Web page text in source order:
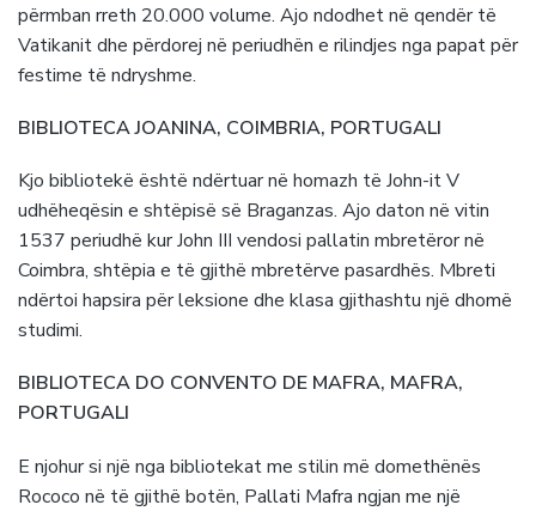
përmban rreth 20.000 volume. Ajo ndodhet në qendër të
Vatikanit dhe përdorej në periudhën e rilindjes nga papat për
festime të ndryshme.
BIBLIOTECA JOANINA, COIMBRIA, PORTUGALI
Kjo bibliotekë është ndërtuar në homazh të John-it V
udhëheqësin e shtëpisë së Braganzas. Ajo daton në vitin
1537 periudhë kur John III vendosi pallatin mbretëror në
Coimbra, shtëpia e të gjithë mbretërve pasardhës. Mbreti
ndërtoi hapsira për leksione dhe klasa gjithashtu një dhomë
studimi.
BIBLIOTECA DO CONVENTO DE MAFRA, MAFRA,
PORTUGALI
E njohur si një nga bibliotekat me stilin më domethënës
Rococo në të gjithë botën, Pallati Mafra ngjan me një